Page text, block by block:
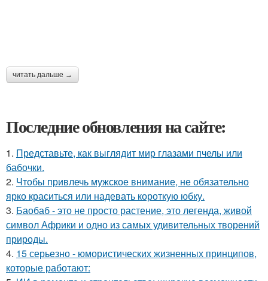
читать дальше →
Последние обновления на сайте:
1. Представьте, как выглядит мир глазами пчелы или
бабочки.
2. Чтобы привлечь мужское внимание, не обязательно
ярко краситься или надевать короткую юбку.
3. Баобаб - это не просто растение, это легенда, живой
символ Африки и одно из самых удивительных творений
природы.
4. 15 серьезно - юмористических жизненных принципов,
которые работают: